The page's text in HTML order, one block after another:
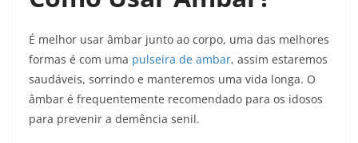
É melhor usar âmbar junto ao corpo, uma das melhores
formas é com uma pulseira de ambar, assim estaremos
saudáveis, sorrindo e manteremos uma vida longa. O
âmbar é frequentemente recomendado para os idosos
para prevenir a demência senil.